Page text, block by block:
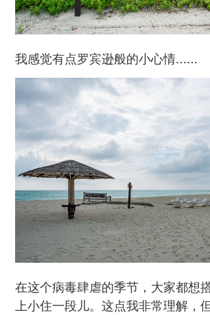
我感觉有点罗宾逊般的小心情……
在这个病毒肆虐的季节，大家都想
上小住一段儿。这点我非常理解，